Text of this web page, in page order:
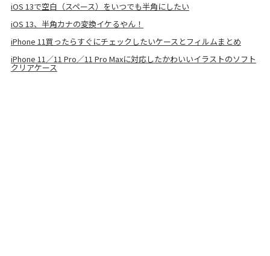
iOS 13で空白（スペース）をいつでも半角にしたい
iOS 13、半角カナの変換イケるやん！
iPhone 11買ったらすぐにチェックしたいケースとフィルムまとめ
iPhone 11／11 Pro／11 Pro Maxに対応したかわいいイラストのソフト
クリアケース